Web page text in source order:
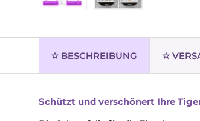
☆ BESCHREIBUNG ☆
Schützt und verschönert Ihre